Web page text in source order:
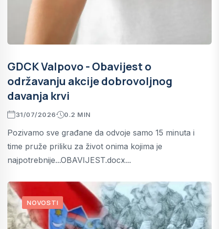
GDCK Valpovo - Obavijest o
održavanju akcije dobrovoljnog
davanja krvi
31/07/2026 0.2 MIN
Pozivamo sve građane da odvoje samo 15 minuta i
time pruže priliku za život onima kojima je
najpotrebnije...OBAVIJEST.docx...
NOVOSTI